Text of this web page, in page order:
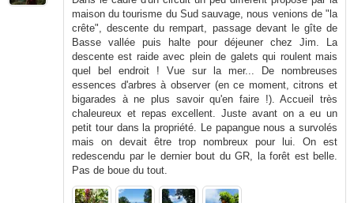
maison du tourisme du Sud sauvage, nous venions de "la
crête", descente du rempart, passage devant le gîte de
Basse vallée puis halte pour déjeuner chez Jim. La
descente est raide avec plein de galets qui roulent mais
quel bel endroit ! Vue sur la mer... De nombreuses
essences d'arbres à observer (en ce moment, citrons et
bigarades à ne plus savoir qu'en faire !). Accueil très
chaleureux et repas excellent. Juste avant on a eu un
petit tour dans la propriété. Le papangue nous a survolés
mais on devait être trop nombreux pour lui. On est
redescendu par le dernier bout du GR, la forêt est belle.
Pas de boue du tout.